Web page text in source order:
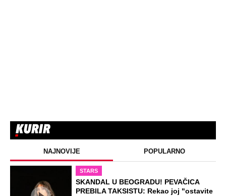
NAJNOVIJE POPULARNO
STARS
SKANDAL U BEOGRADU! PEVAČICA
PREBILA TAKSISTU: Rekao joj "ostavite